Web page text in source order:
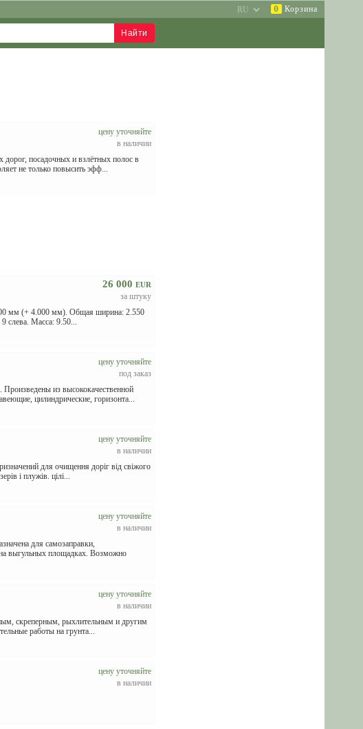
0 Корзина
цену уточняйте
в наличии
посадочных и взлётных полос в
не только повысить эфф...
26 000 EUR
за штуку
мм (+ 4.000 мм). Общая ширина: 2.550
слева. Масса: 9.50...
цену уточняйте
под заказ
из высококачественной
цилиндрические, горизонта...
цену уточняйте
в наличии
для очищення доріг від свіжого
і плужів. цілі...
цену уточняйте
в наличии
для самозаправки,
выгульных площадках. Возможно
цену уточняйте
в наличии
скреперным, рыхлительным и другим
работы на грунта...
цену уточняйте
в наличии